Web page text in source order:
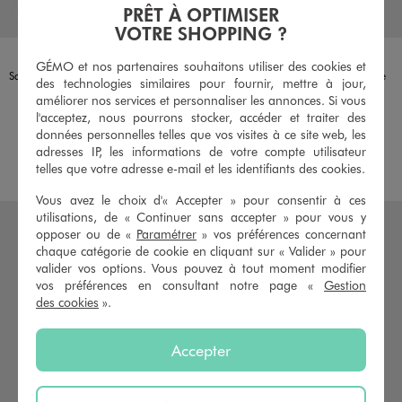
Disponible en 1 coloris
Sac à bandoulière de forme ronde avec fleur en relief fille
12,99 €
5/5 de moyenne
(6 avis)
AJOUTERAU PANIER
Sac cabas en paille de papier fille
12,99 €
5/5 de moyenne
(6 avis)
AJOUTERAU PANIER
PRÊT À OPTIMISER
VOTRE SHOPPING ?
GÉMO et nos partenaires souhaitons utiliser des cookies et
des technologies similaires pour fournir, mettre à jour,
améliorer nos services et personnaliser les annonces. Si vous
l'acceptez, nous pourrons stocker, accéder et traiter des
données personnelles telles que vos visites à ce site web, les
adresses IP, les informations de votre compte utilisateur
telles que votre adresse e-mail et les identifiants des cookies.
Vous avez le choix d'« Accepter » pour consentir à ces
utilisations, de « Continuer sans accepter » pour vous y
opposer ou de « Paramétrer » vos préférences concernant
chaque catégorie de cookie en cliquant sur « Valider » pour
valider vos options. Vous pouvez à tout moment modifier
vos préférences en consultant notre page « Gestion
des cookies ».
Accepter